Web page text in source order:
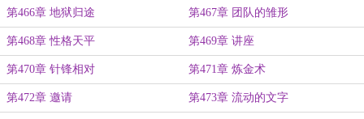
第466章 地狱归途 第467章 团队的雏形
第468章 性格天平 第469章 讲座
第470章 针锋相对 第471章 炼金术
第472章 邀请 第473章 流动的文字